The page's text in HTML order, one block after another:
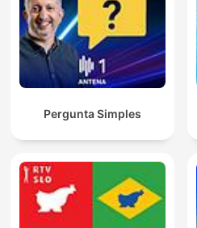
Pergunta Simples